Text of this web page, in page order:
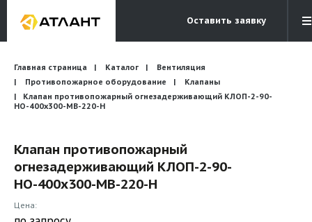
Оставить заявку
Электронная почта
info@atlantcompany.ru
Бесплатный звонок
8 (495) 532-45-07
Бренды
Каталоги
Бланки запросов
Главная страница Каталог
Вентиляция
Противопожарное оборудование
Клапаны
Клапан противопожарный огнезадерживающий КЛОП-2-90-
НО-400х300-МВ-220-Н
Клапан противопожарный
огнезадерживающий КЛОП-2-90-
НО-400х300-МВ-220-Н
Цена: